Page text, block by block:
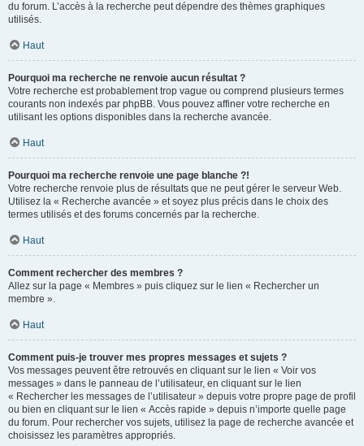
du forum. L’accès à la recherche peut dépendre des thèmes graphiques
utilisés.
Haut
Pourquoi ma recherche ne renvoie aucun résultat ?
Votre recherche est probablement trop vague ou comprend plusieurs termes
courants non indexés par phpBB. Vous pouvez affiner votre recherche en
utilisant les options disponibles dans la recherche avancée.
Haut
Pourquoi ma recherche renvoie une page blanche ?!
Votre recherche renvoie plus de résultats que ne peut gérer le serveur Web.
Utilisez la « Recherche avancée » et soyez plus précis dans le choix des
termes utilisés et des forums concernés par la recherche.
Haut
Comment rechercher des membres ?
Allez sur la page « Membres » puis cliquez sur le lien « Rechercher un
membre ».
Haut
Comment puis-je trouver mes propres messages et sujets ?
Vos messages peuvent être retrouvés en cliquant sur le lien « Voir vos
messages » dans le panneau de l’utilisateur, en cliquant sur le lien
« Rechercher les messages de l’utilisateur » depuis votre propre page de profil
ou bien en cliquant sur le lien « Accès rapide » depuis n’importe quelle page
du forum. Pour rechercher vos sujets, utilisez la page de recherche avancée et
choisissez les paramètres appropriés.